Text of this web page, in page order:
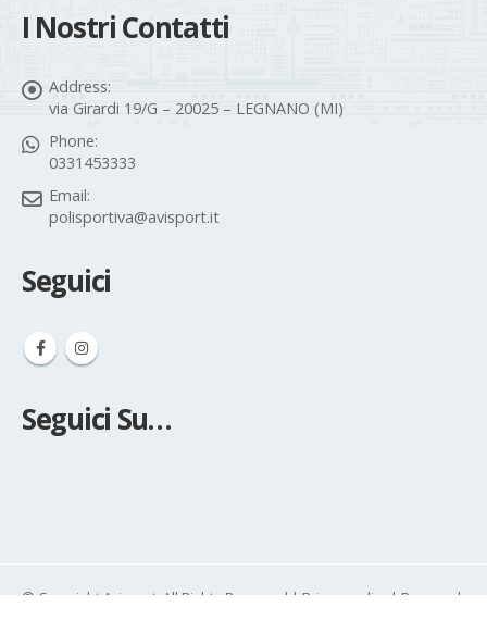
I Nostri Contatti
Address:
via Girardi 19/G – 20025 – LEGNANO (MI)
Phone:
0331453333
Email:
polisportiva@avisport.it
Seguici
Seguici Su…
© Copyright Avisport. All Rights Reserved | Privacy policy
| Powered